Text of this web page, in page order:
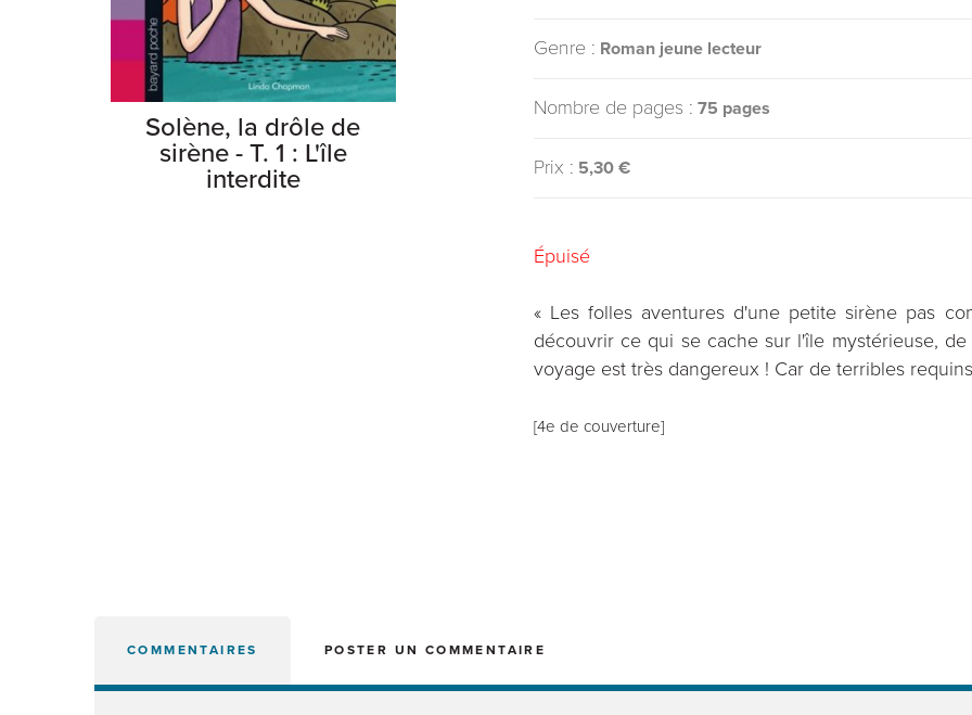
Solène, la drôle de
sirène - T. 1 : L'île
interdite
Genre : Roman jeune lecteur
Nombre de pages : 75 pages
Prix : 5,30 €
Épuisé
« Les folles aventures d'une petite sirène pas
découvrir ce qui se cache sur l'île mystérieuse,
voyage est très dangereux ! Car de terribles
[4e de couverture]
COMMENTAIRES POSTER UN COMMENTAIRE